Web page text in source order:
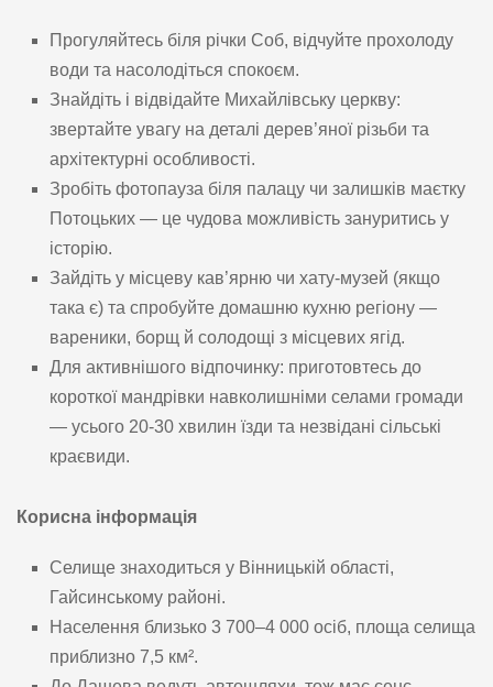
Прогуляйтесь біля річки Соб, відчуйте прохолоду
води та насолодіться спокоєм.
Знайдіть і відвідайте Михайлівську церкву:
звертайте увагу на деталі дерев’яної різьби та
архітектурні особливості.
Зробіть фотопауза біля палацу чи залишків маєтку
Потоцьких — це чудова можливість зануритись у
історію.
Зайдіть у місцеву кав’ярню чи хату-музей (якщо
така є) та спробуйте домашню кухню регіону —
вареники, борщ й солодощі з місцевих ягід.
Для активнішого відпочинку: приготовтесь до
короткої мандрівки навколишніми селами громади
— усього 20-30 хвилин їзди та незвідані сільські
краєвиди.
Корисна інформація
Селище знаходиться у Вінницькій області,
Гайсинському районі.
Населення близько 3 700–4 000 осіб, площа селища
приблизно 7,5 км².